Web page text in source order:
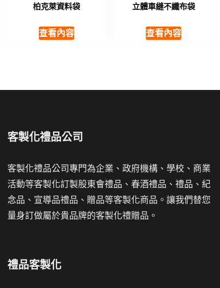
柏克萊資料袋
查看內容
立體車縫不纖布袋
查看內容
客製化禮品公司
客製化禮品公司專門為企業、政府機構、學校、商業
活動等客製化訂製股東會禮品、春酒禮品、禮品、紀
念品、宣導品禮品、贈品等客製化商品。讓我們替您
量身訂做屬於貴品牌的客製化禮贈品。
禮品客製化